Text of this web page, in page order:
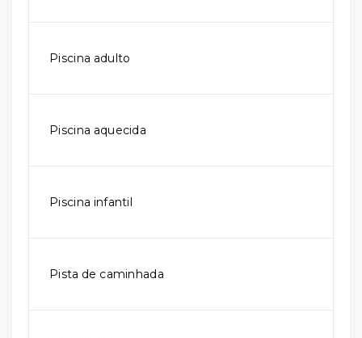
Piscina adulto
Piscina aquecida
Piscina infantil
Pista de caminhada